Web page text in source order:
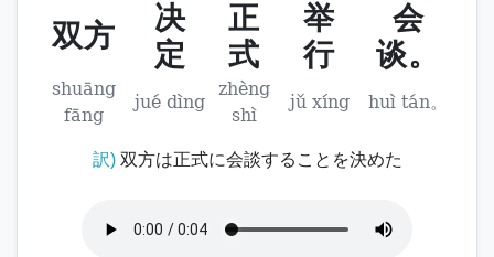
双方
决
定
正
式
举
行
会
谈。
shuāng
fāng
jué dìng
zhèng
shì
jǔ xíng huì tán。
訳)双方は正式に会談することを決めた